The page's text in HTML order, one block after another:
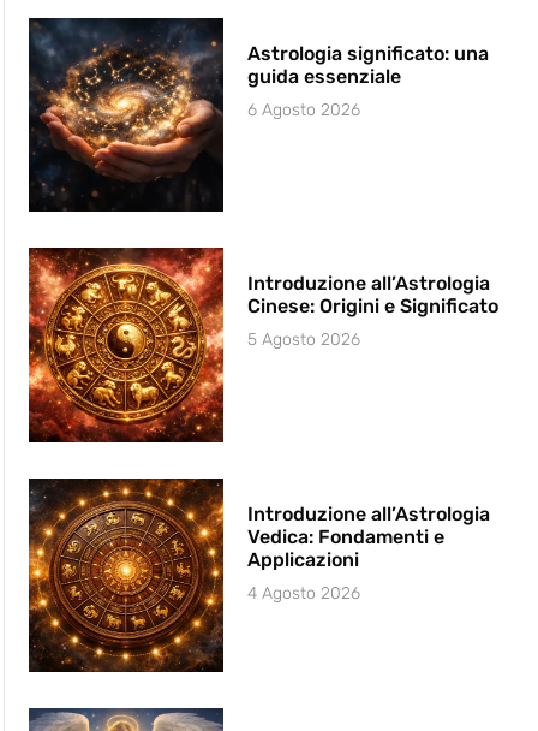
Astrologia significato: una
guida essenziale
6 Agosto 2026
Introduzione all’Astrologia
Cinese: Origini e Significato
5 Agosto 2026
Introduzione all’Astrologia
Vedica: Fondamenti e
Applicazioni
4 Agosto 2026